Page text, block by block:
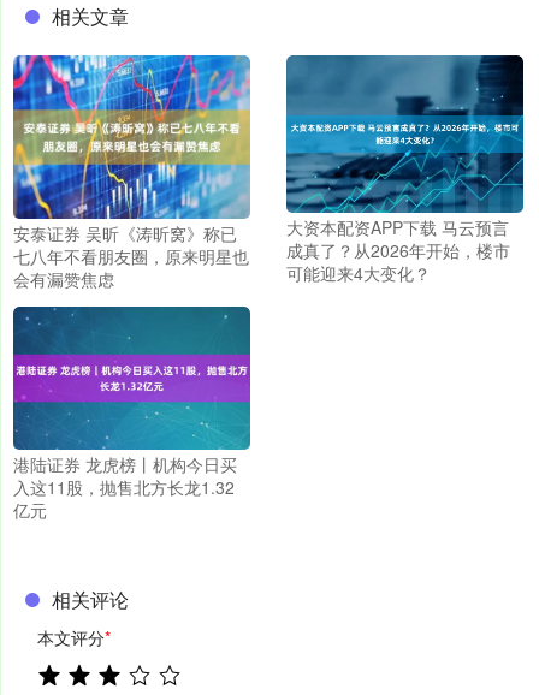
相关文章
安泰证券 吴昕《涛昕窝》称已
七八年不看朋友圈，原来明星也
会有漏赞焦虑
大资本配资APP下载 马云预言
成真了？从2026年开始，楼市
可能迎来4大变化？
港陆证券 龙虎榜丨机构今日买
入这11股，抛售北方长龙1.32
亿元
相关评论
本文评分*